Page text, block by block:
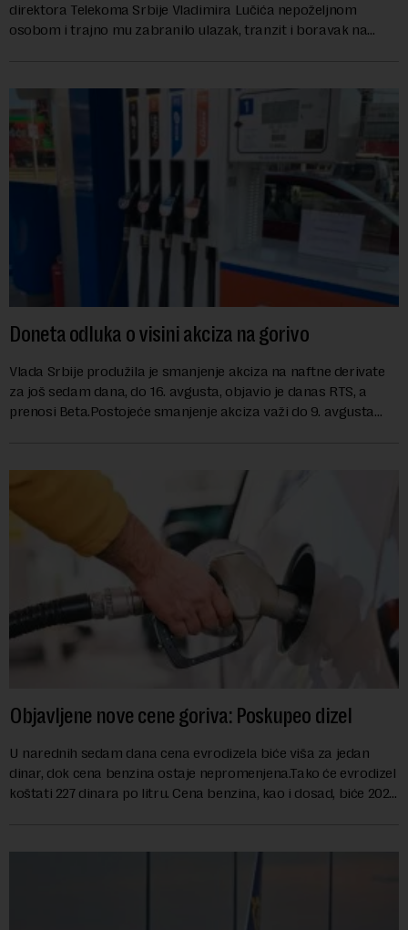
direktora Telekoma Srbije Vladimira Lučića nepoželjnom
osobom i trajno mu zabranilo ulazak, tranzit i boravak na
Doneta odluka o visini akciza na gorivo
Vlada Srbije produžila je smanjenje akciza na naftne derivate
za još sedam dana, do 16. avgusta, objavio je danas RTS, a
prenosi Beta.Postojeće smanjenje akciza važi do 9. avgusta
Objavljene nove cene goriva: Poskupeo dizel
U narednih sedam dana cena evrodizela biće viša za jedan
dinar, dok cena benzina ostaje nepromenjena.Tako će evrodizel
koštati 227 dinara po litru. Cena benzina, kao i dosad, biće 202